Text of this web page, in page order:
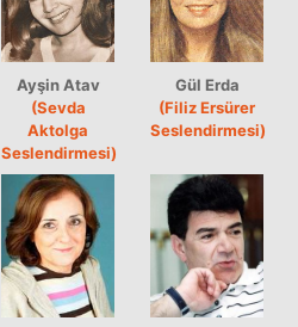
Ayşin Atav
(Sevda
Aktolga
Seslendirmesi)
Gül Erda
(Filiz Ersürer
Seslendirmesi)